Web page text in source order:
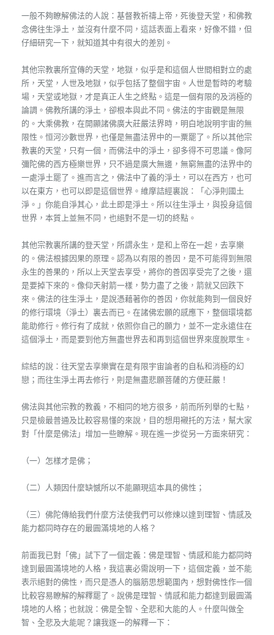
一般不夠瞭解佛法的人說：基督教祈禱上帝，死後登天堂，和佛教
念佛往生淨土，並沒有什麼不同，這話表面上看來，好像不錯，但
仔細研究一下，就知道其中有很大的差別。
其他宗教裏所宣傳的天堂，地獄，似乎是和這個人世間相對立的處
所，天堂，人世及地獄，似乎包括了整個宇宙。人世是暫時的考驗
場，天堂或地獄，才是真正人生之終點。這是一個有限的及消極的
論調。佛教所講的淨土，卻根本與此不同。佛法的宇宙觀是無限
的。大乘佛教，在開顯諸佛廣大莊嚴法界時，明白地說明宇宙的無
限性。恒河沙數世界，也僅是無盡法界中的一粟罷了。所以其他宗
教裏的天堂，只有一個，而佛法中的淨土，卻多得不可思議。像阿
彌陀佛的西方極樂世界，只不過是廣大無邊，無窮無盡的法界中的
一處淨土罷了。進而言之，佛法中了義的淨土，可以在西方，也可
以在東方，也可以即是這個世界。維摩詰經裏說：「心淨則國土
淨。」你能自淨其心，此土即是淨土。所以往生淨土，與投身這個
世界，本質上並無不同，也絕對不是一切的終點。
其他宗教裏所講的登天堂，所謂永生，是和上帝在一起，去享樂
的。佛法根據因果的原理。認為以有限的善因，是不可能得到無限
永生的善果的，所以上天堂去享受，將你的善因享受完了之後，還
是要掉下來的。像仰天射箭一樣，勢力盡了之後，箭就又回跌下
來。佛法的往生淨土，是說憑藉著你的善因，你就能夠到一個良好
的修行環境（淨土）裏去而已。在諸佛宏願的感應下，整個環境都
能助修行。修行有了成就，依照你自己的願力，並不一定永遠住在
這個淨土，而是要到他方無盡世界去和再到這個世界來度脫眾生。
綜結的說：往天堂去享樂實在是有限宇宙論者的自私和消極的幻
戀；而往生淨土再去修行，則是無盡悲願菩薩的方便莊嚴！
佛法與其他宗教的教義，不相同的地方很多，前而所列舉的七點，
只是檢最普通及比較容易懂的來說，目的想用襯托的方法，幫大家
對「什麼是佛法」增加一些瞭解。現在進一步從另一方面來研究：
（一）怎樣才是佛；
（二）人類因什麼缺憾所以不能顯現這本具的佛性；
（三）佛陀傳給我們什麼方法使我們可以修煉以達到理智、情感及
能力都同時存在的最圓滿境地的人格？
前面我已對「佛」試下了一個定義：佛是理智、情感和能力都同時
達到最圓滿境地的人格，我這裏必需說明一下，這個定義，並不能
表示絕對的佛性，而只是憑人的腦筋思想範圍內，想對佛性作一個
比較容易瞭解的解釋罷了。說佛是理智、情感和能力都達到最圓滿
境地的人格；也就說：佛是全智、全悲和大能的人。什麼叫做全
智、全悲及大能呢？讓我逐一的解釋一下：